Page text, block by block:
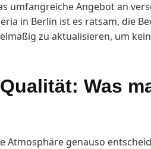
umfangreiche Angebot an
in Berlin ist es ratsam, die
zu aktualisieren, um
Was
Atmosphäre genauso